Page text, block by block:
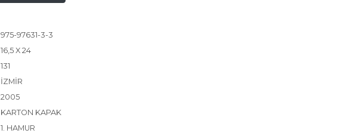
975-97631-3-3
16,5 X 24
131
İZMIR
2005
KARTON KAPAK
1. HAMUR